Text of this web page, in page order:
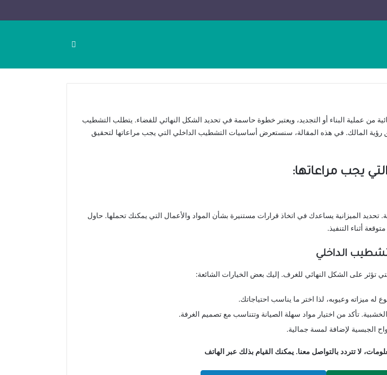
من عملية البناء أو التجديد، ويعتبر خطوة حاسمة في تحديد الشكل النهائي للفضاء. يتطلب التشطيب
رؤية المالك. في هذه المقالة، سنستعرض أساسيات التشطيب الداخلي التي يجب مراعاتها لتحقيق
يجب مراعاتها:
الميزانية يساعدك في اتخاذ قرارات مستنيرة بشأن المواد والأعمال التي يمكنك تحملها. حاول
أثناء التنفيذ.
الداخلي
تؤثر على الشكل النهائي للغرف. إليك بعض الخيارات الشائعة:
له ميزاته وعيوبه، لذا اختر ما يناسب احتياجاتك.
تأكد من اختيار مواد سهلة الصيانة وتتناسب مع تصميم الغرفة.
الجبسية لإضافة لمسة جمالية.
لا تتردد بالتواصل معنا. يمكنك القيام بذلك عبر الهاتف